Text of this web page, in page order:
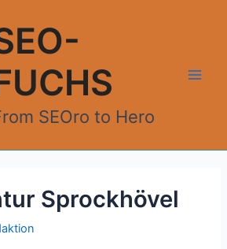
SEOro to Hero
Sprockhövel